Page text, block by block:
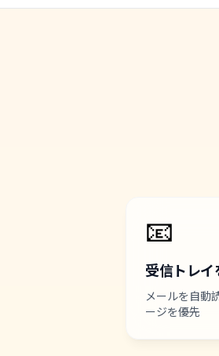
📧
受信トレイ
メールを自動
ージを優先